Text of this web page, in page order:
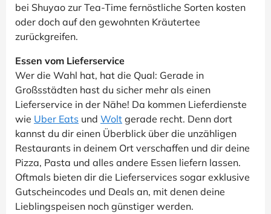
bei Shuyao zur Tea-Time fernöstliche Sorten kosten
oder doch auf den gewohnten Kräutertee
zurückgreifen.
Essen vom Lieferservice
Wer die Wahl hat, hat die Qual: Gerade in
Großsstädten hast du sicher mehr als einen
Lieferservice in der Nähe! Da kommen Lieferdienste
wie Uber Eats und Wolt gerade recht. Denn dort
kannst du dir einen Überblick über die unzähligen
Restaurants in deinem Ort verschaffen und dir deine
Pizza, Pasta und alles andere Essen liefern lassen.
Oftmals bieten dir die Lieferservices sogar exklusive
Gutscheincodes und Deals an, mit denen deine
Lieblingspeisen noch günstiger werden.